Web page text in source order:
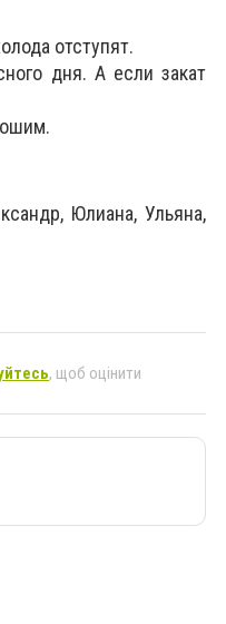
отступят.
дня. А если закат
Юлиана, Ульяна,
, щоб оцінити